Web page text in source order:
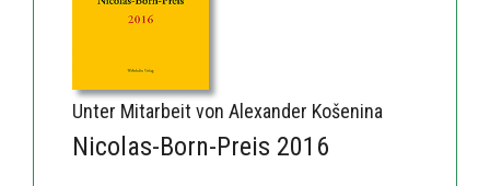
Unter Mitarbeit von Alexander Košenina
Nicolas-Born-Preis 2016